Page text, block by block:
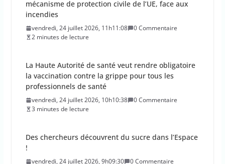
La Haute Autorité de santé veut rendre obligatoire
la vaccination contre la grippe pour tous les
professionnels de santé
vendredi, 24 juillet 2026, 10h10:38
Des chercheurs découvrent du sucre dans l’Espace
!
vendredi, 24 juillet 2026, 9h09:30
0 Commentaire
1 minutes de lecture
La percée du scarabée japonais inquiète les
autorités françaises
jeudi, 23 juillet 2026, 11h11:01 0 Commentaire